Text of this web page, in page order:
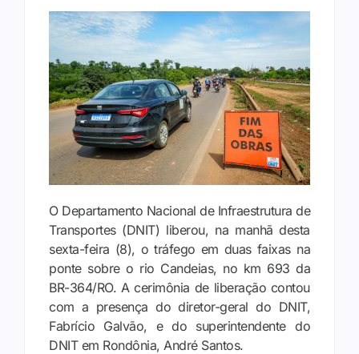
O Departamento Nacional de Infraestrutura de
Transportes (DNIT) liberou, na manhã desta
sexta-feira (8), o tráfego em duas faixas na
ponte sobre o rio Candeias, no km 693 da
BR-364/RO. A cerimônia de liberação contou
com a presença do diretor-geral do DNIT,
Fabrício Galvão, e do superintendente do
DNIT em Rondônia, André Santos.